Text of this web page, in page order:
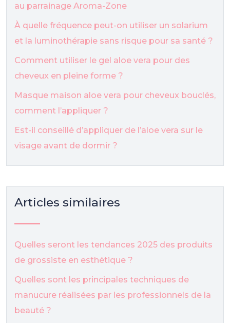
au parrainage Aroma-Zone
À quelle fréquence peut-on utiliser un solarium
et la luminothérapie sans risque pour sa santé ?
Comment utiliser le gel aloe vera pour des
cheveux en pleine forme ?
Masque maison aloe vera pour cheveux bouclés,
comment l’appliquer ?
Est-il conseillé d’appliquer de l’aloe vera sur le
visage avant de dormir ?
Articles similaires
Quelles seront les tendances 2025 des produits
de grossiste en esthétique ?
Quelles sont les principales techniques de
manucure réalisées par les professionnels de la
beauté ?